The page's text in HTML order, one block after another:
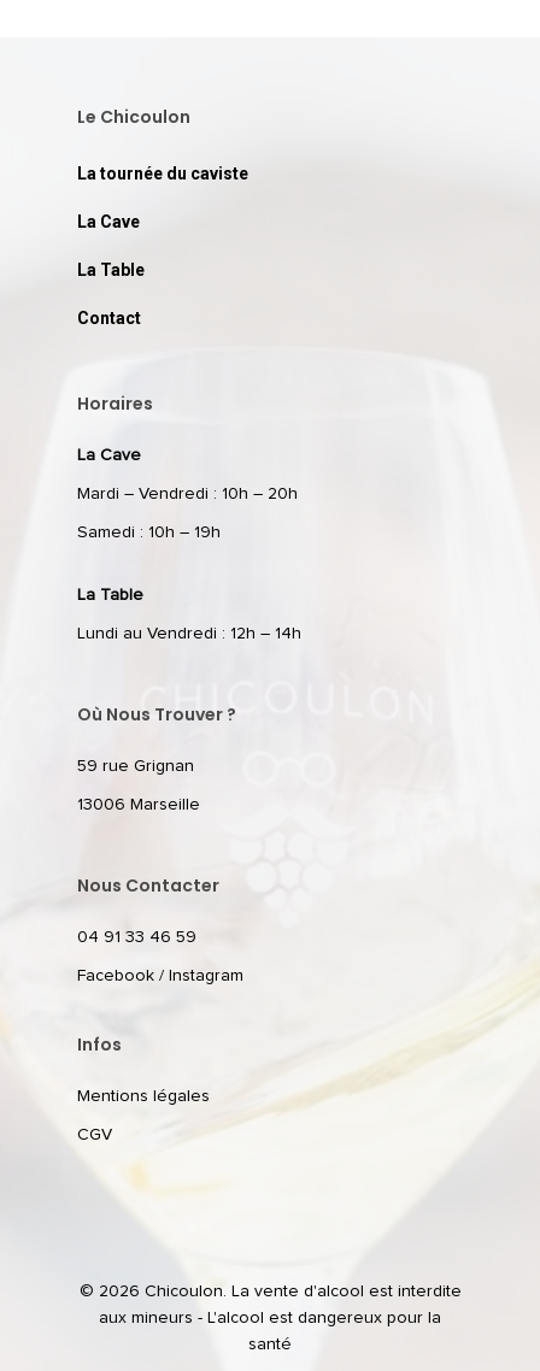
Le Chicoulon
La tournée du caviste
La Cave
La Table
Contact
Horaires
La Cave
Mardi – Vendredi : 10h – 20h
Samedi : 10h – 19h
La Table
Lundi au Vendredi : 12h – 14h
Où Nous Trouver ?
59 rue Grignan
13006 Marseille
Nous Contacter
04 91 33 46 59
Facebook / Instagram
Infos
Mentions légales
CGV
© 2026 Chicoulon. La vente d'alcool est interdite
aux mineurs - L'alcool est dangereux pour la
santé